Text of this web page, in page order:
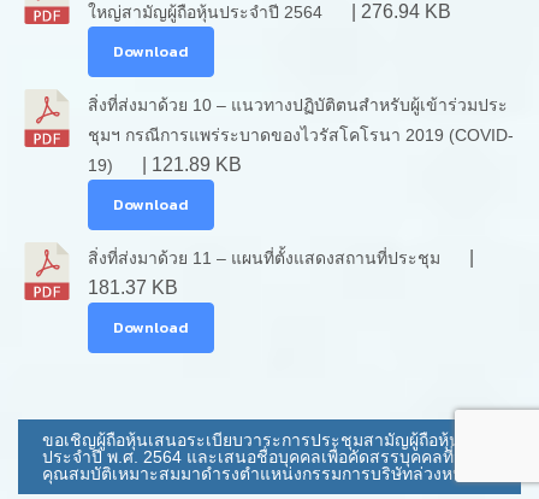
ใหญ่สามัญผู้ถือหุ้นประจำปี 2564
| 276.94 KB
Download
สิ่งที่ส่งมาด้วย 10 – แนวทางปฏิบัติตนสำหรับผู้เข้าร่วมประ
ชุมฯ กรณีการแพร่ระบาดของไวรัสโคโรนา 2019 (COVID-
19)
| 121.89 KB
Download
สิ่งที่ส่งมาด้วย 11 – แผนที่ตั้งแสดงสถานที่ประชุม
181.37 KB
Download
ขอเชิญผู้ถือหุ้นเสนอระเบียบวาระการประชุมสามัญผู้ถือหุ้น
ประจำปี พ.ศ. 2564 และเสนอชื่อบุคคลเพื่อคัดสรรบุคคลที่มี
คุณสมบัติเหมาะสมมาดำรงตำแหน่งกรรมการบริษัทล่วงหน้า